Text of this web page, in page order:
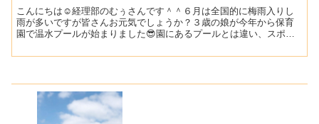
こんにちは☺経理部のむぅさんです＾＾６月は全国的に梅雨入りし
雨が多いですが皆さんお元気でしょうか？３歳の娘が今年から保育
園で温水プールが始まりました😎園にあるプールとは違い、スポー
て...